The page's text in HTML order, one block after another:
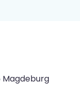
Magdeburg